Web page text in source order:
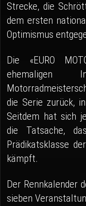
Strecke, die
dem ersten
Optimismus
Die «EURO
ehemaligen
die Serie zurück,
Seitdem hat sich
die Tatsache,
Prädikatsklasse
kämpft.
Der Rennkalender
sieben